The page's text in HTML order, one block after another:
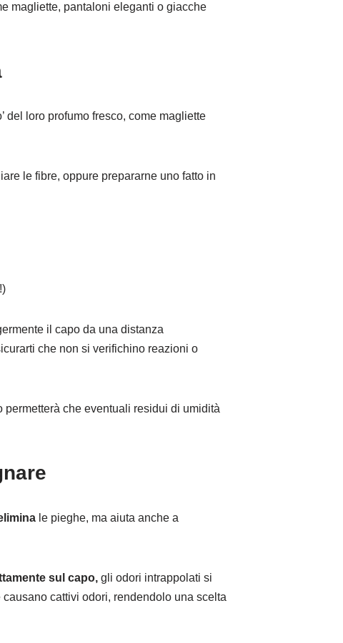
magliette, pantaloni eleganti o giacche
del loro profumo fresco, come magliette
le fibre, oppure prepararne uno fatto in
il capo da una distanza
che non si verifichino reazioni o
permetterà che eventuali residui di umidità
le pieghe, ma aiuta anche a
sul capo, gli odori intrappolati si
cattivi odori, rendendolo una scelta